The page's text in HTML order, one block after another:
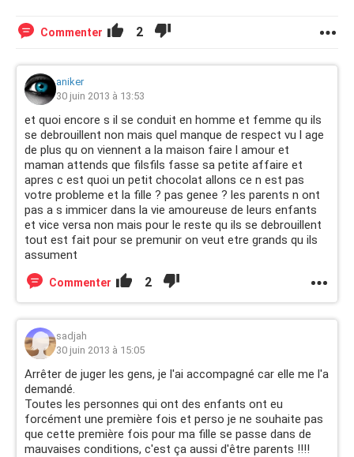
Commenter 2
aniker
30 juin 2013 à 13:53
et quoi encore s il se conduit en homme et femme qu ils
se debrouillent non mais quel manque de respect vu l age
de plus qu on viennent a la maison faire l amour et
maman attends que filsfils fasse sa petite affaire et
apres c est quoi un petit chocolat allons ce n est pas
votre probleme et la fille ? pas genee ? les parents n ont
pas a s immicer dans la vie amoureuse de leurs enfants
et vice versa non mais pour le reste qu ils se debrouillent
tout est fait pour se premunir on veut etre grands qu ils
assument
Commenter 2
sadjah
30 juin 2013 à 15:05
Arrêter de juger les gens, je l'ai accompagné car elle me l'a
demandé.
Toutes les personnes qui ont des enfants ont eu
forcément une première fois et perso je ne souhaite pas
que cette première fois pour ma fille se passe dans de
mauvaises conditions, c'est ça aussi d'être parents !!!!